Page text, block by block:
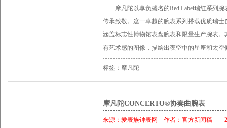
择。黑色Museum®博物馆表盘，配衬优雅的
身更贴和手腕。抛光和拉丝相间的精钢链节
情网，网着你，网住他，无论身在何处，都
芯：精准瑞士石英机芯。 表盘：黑色博物馆
太阳圆点设计，配衬银色皇太子指针。 表壳
米） 型号：男款 0606382 女款 0606385 摩凡
验的，才是真爱，能历久弥新的，才是永恒
圆形26.5毫米表壳配备优雅的嵌入式表冠。
央链节相连接，配隐密式折叠表扣。 醒目的
置饰有摩凡陀标志性金色凹面太阳圆点，搭
全新小巧的摩凡陀Concerto协奏曲腕表，细节
表链： 三排式表链设计，18K镀金精纯不锈
小时刻度指示不同时区的时间。表盘配备银
12时位置饰有摩凡陀标志性凹面太阳圆点。
皮表带款式，外侧为同色缝线，内侧为红色
链节式表链款式，哑光/抛光处理的链节交替
红Calendomatic 世界时腕表设计别具特色，
眼人士的理想选择。 机芯： 机械自动上链
标志性凹面太阳圆点，银色镂空皇太子时针/
红色刻字。 表壳： 抛光精纯不锈钢表壳；防
防水深度达30米。 表带： 哑光黑色小牛皮表
面太阳圆点搭配出强烈的视觉呈现。 产品资
芯。 表盘： 蓝色太阳纹表盘设有11个银色柱
以摩凡陀标志性凹面太阳圆点。 表壳： 抛光
表镜；防水深度达30米。 表带： 三排链节式
交替分布，折叠式表扣。 尺寸： 男款（40毫
防刮伤蓝宝石水晶玻璃表镜；防水深度达30
或哑光打磨处理的链节交替分布，折叠式表
摩凡陀以享负盛名的Red Label瑞红系列
传承致敬。这一卓越的腕表系列搭载优质瑞
涵盖标志性博物馆表盘腕表和限量生产腕表
有艺术感的图像，描绘出夜空中的星座和太
独特动态日期显示。 2013年，摩凡陀Red
心精纯不锈钢打造而成。其圆形抛光42毫米
标签：摩凡陀
摩凡陀CONCERTO®协奏曲腕表
来源： 爱表族钟表网 作者： 官方新闻稿